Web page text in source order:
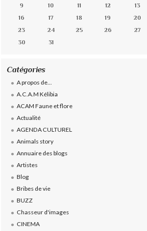
9
10 11 12 13
16
17 18 19 20
23
24 25 26 27
30
31
Catégories
A propos de...
A.C.A.M Kélibia
ACAM Faune et flore
Actualité
AGENDA CULTUREL
Animals story
Annuaire des blogs
Artistes
Blog
Bribes de vie
BUZZ
Chasseur d'images
CINEMA